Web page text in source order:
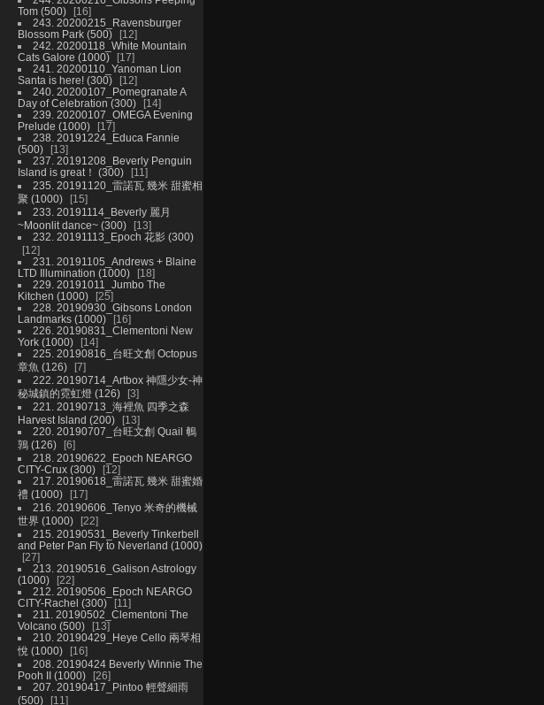
Tom (500)
16
243. 20200215_Ravensburger
Blossom Park (500)
12
242. 20200118_White Mountain
Cats Galore (1000)
17
241. 20200110_Yanoman Lion
Santa is here! (300)
12
240. 20200107_Pomegranate A
Day of Celebration (300)
14
239. 20200107_OMEGA Evening
Prelude (1000)
17
238. 20191224_Educa Fannie
(500)
13
237. 20191208_Beverly Penguin
Island is great！ (300)
11
235. 20191120_雷諾瓦 幾米 甜蜜相
聚 (1000)
15
233. 20191114_Beverly 麗月
~Moonlit dance~ (300)
13
232. 20191113_Epoch 花影 (300)
12
231. 20191105_Andrews + Blaine
LTD Illumination (1000)
18
229. 20191011_Jumbo The
Kitchen (1000)
25
228. 20190930_Gibsons London
Landmarks (1000)
16
226. 20190831_Clementoni New
York (1000)
14
225. 20190816_台旺文創 Octopus
章魚 (126)
7
222. 20190714_Artbox 神隱少女-神
秘城鎮的霓虹燈 (126)
3
221. 20190713_海裡魚 四季之森
Harvest Island (200)
13
220. 20190707_台旺文創 Quail 鵪
鶉 (126)
6
218. 20190622_Epoch NEARGO
CITY-Crux (300)
12
217. 20190618_雷諾瓦 幾米 甜蜜婚
禮 (1000)
17
216. 20190606_Tenyo 米奇的機械
世界 (1000)
22
215. 20190531_Beverly Tinkerbell
and Peter Pan Fly to Neverland (1000)
27
213. 20190516_Galison Astrology
(1000)
22
212. 20190506_Epoch NEARGO
CITY-Rachel (300)
11
211. 20190502_Clementoni The
Volcano (500)
13
210. 20190429_Heye Cello 兩琴相
悅 (1000)
16
208. 20190424 Beverly Winnie The
Pooh II (1000)
26
207. 20190417_Pintoo 輕聲細雨
(500)
11